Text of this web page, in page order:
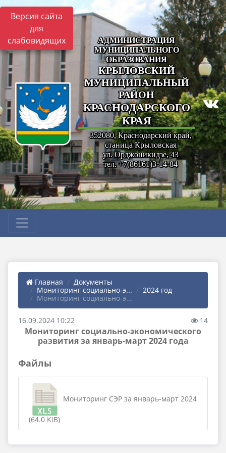
Версия сайта
для
слабовидящих
АДМИНИСТРАЦИЯ
МУНИЦИПАЛЬНОГО
ОБРАЗОВАНИЯ
КРЫЛОВСКИЙ
МУНИЦИПАЛЬНЫЙ
РАЙОН
КРАСНОДАРСКОГО
КРАЯ
352080, Краснодарский край,
станица Крыловская
ул. Орджоникидзе, 43
тел. +7(86161)3-14-84
Главная
Документы
Мониторинг социально-э...
2024 год
Мониторинг социально-э...
16.09.2024 10:22 14
Мониторинг социально-экономического
развития за январь-март 2024 года
Файлы
Мониторинг СЭР за январь-март 2024
(64.0 KiB)